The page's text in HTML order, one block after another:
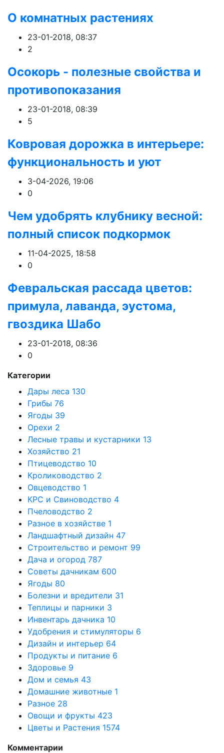
О комнатных растениях
23-01-2018, 08:37
2
Осокорь - полезные свойства и
противопоказания
23-01-2018, 08:39
5
Ковровая дорожка в интерьере:
функциональность и уют
3-04-2026, 19:06
0
Чем удобрять клубнику весной:
полный список подкормок
11-04-2025, 18:58
0
Февральская рассада цветов:
примула, лаванда, эустома,
гвоздика Шабо
23-01-2018, 08:36
0
Категории
Дары леса 130
Грибы 76
Ягоды 39
Орехи 2
Лесные травы и кустарники 13
Хозяйство 21
Птицеводство 10
Кролиководство 2
Овцеводство 1
КРС и Свиноводство 4
Пчеловодство 2
Разное в хозяйстве 1
Ландшафтный дизайн 47
Строительство и ремонт 99
Дача и огород 787
Советы дачникам 600
Ягоды 80
Болезни и вредители 31
Теплицы и парники 3
Инвентарь дачника 10
Удобрения и стимуляторы 6
Дизайн и интерьер 64
Продукты и питание 6
Здоровье 9
Дом и семья 43
Домашние животные 1
Разное 28
Овощи и фрукты 423
Цветы и Растения 1574
Комментарии